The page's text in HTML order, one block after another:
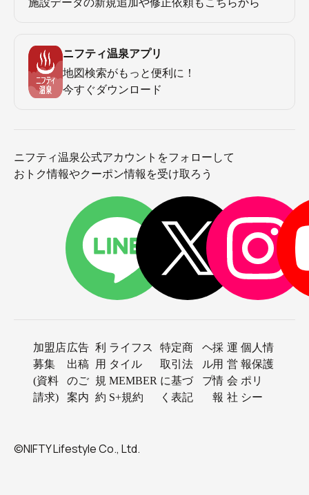
施設データの新規追加や修正依頼もこちらから
ニフティ温泉アプリ
地図検索がもっと便利に！
今すぐダウンロード
ニフティ温泉公式アカウントをフォローして
おトク情報やクーポン情報を受け取ろう
加盟店
募集
(資料
請求)
広告
出稿
のご
案内
利
用
規
約
ライフス
タイル
MEMBER
S+規約
特定商
取引法
に基づ
く表記
ヘ
ル
プ
採
用
情
報
運
営
会
社
個人情
報保護
ポリ
シー
©NIFTY Lifestyle Co., Ltd.